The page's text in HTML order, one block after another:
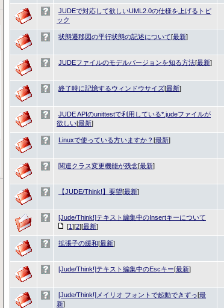
JUDEで対応して欲しいUML2.0の仕様を上げるトピ
ック
状態遷移図の平行状態の記述について[最新]
JUDEファイルのモデルバージョンを知る方法[最新]
終了時に記憶するウィンドウサイズ[最新]
JUDE APIのunittestで利用している*.judeファイルが
欲しい[最新]
Linuxで使っている方いますか？ [最新]
関連クラス変更機能が残念[最新]
【JUDE/Think!】要望[最新]
[Jude/Think!]テキスト編集中のInsertキーについて
[1][2][最新]
拡張子の緩和[最新]
[Jude/Think!]テキスト編集中のEscキー[最新]
[Jude/Think!]メイリオ フォントで起動できずっ[最
新]